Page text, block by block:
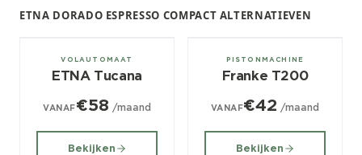
ETNA DORADO ESPRESSO COMPACT ALTERNATIEVEN
± 120/dag
VOLAUTOMAAT
ETNA Tucana
VANAF€58 /maand
Bekijken
1, 2, 3 groeps
PISTONMACHINE
Franke T200
VANAF€42 /maand
Bekijken